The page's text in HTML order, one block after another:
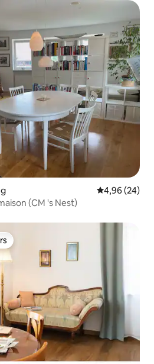
Note
4,96 (24)
(CM 's Nest)